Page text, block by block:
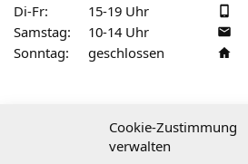
Cookie-Zustimmung
verwalten
Di-Fr:
Samstag:
Sonntag:
15-19 Uhr
10-14 Uhr
geschlossen